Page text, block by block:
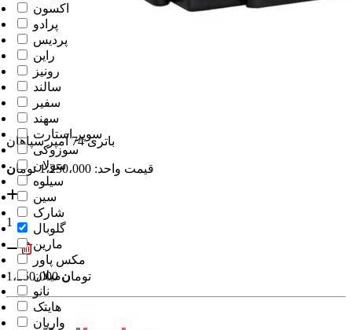
باتری 74 آمپر سپاهان
قیمت واحد: 1،250،000 تومان
1
1،250،000 تومان
اکسون
پرادو
پردیس
راین
رونیز
سالند
سفیر
سهند
سوپر استارت
سوزوکی
سولان
سیلوه
سین
شارک
گلوبال
مارین
مکس پاور
میلان
نانو
هایتک
واریان